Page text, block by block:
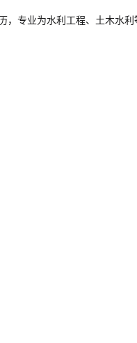
专业为水利工程、土木水